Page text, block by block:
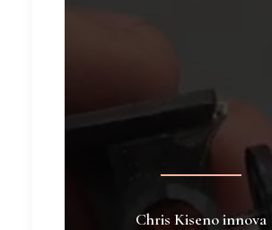
Chris Kiseno innova